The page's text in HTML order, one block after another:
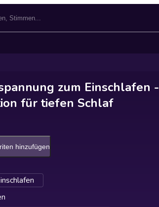
zum Einschlafen -
für tiefen Schlaf
hinzufügen